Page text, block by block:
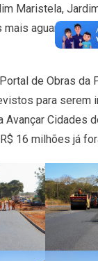
Maristela,
mais aguardados,
de Obras da
para serem
Avançar Cidades
16 milhões já